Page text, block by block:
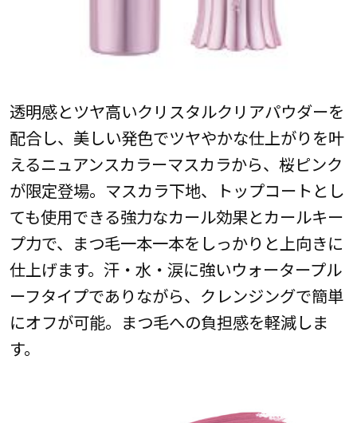
透明感とツヤ高いクリスタルクリアパウダーを
配合し、美しい発色でツヤやかな仕上がりを叶
えるニュアンスカラーマスカラから、桜ピンク
が限定登場。マスカラ下地、トップコートとし
ても使用できる強力なカール効果とカールキー
プ力で、まつ毛一本一本をしっかりと上向きに
仕上げます。汗・水・涙に強いウォータープル
ーフタイプでありながら、クレンジングで簡単
にオフが可能。まつ毛への負担感を軽減しま
す。